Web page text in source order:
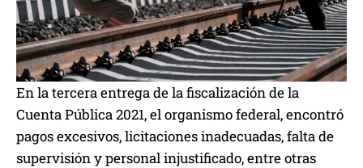
En la tercera entrega de la fiscalización de la
Cuenta Pública 2021, el organismo federal, encontró
pagos excesivos, licitaciones inadecuadas, falta de
supervisión y personal injustificado, entre otras